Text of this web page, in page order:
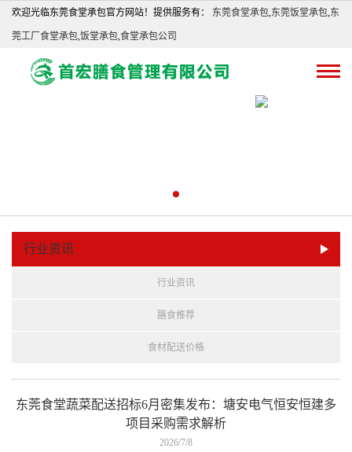
欢迎光临东莞食堂承包官方网站！提供服务有： 东莞食堂承包,东莞饭堂承包,东
莞工厂食堂承包,饭堂承包,食堂承包公司
行业资讯
行业资讯
膳食推荐
食材配送价格
东莞食堂蔬菜配送招标6月密集发布：塘安电气恒安恒建多
项目采购需求解析
2026/7/8